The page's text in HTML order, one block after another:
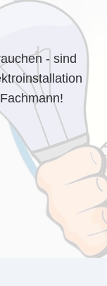
- sind